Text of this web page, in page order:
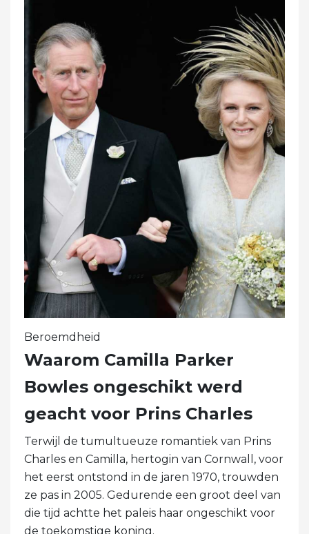
Beroemdheid
Waarom Camilla Parker
Bowles ongeschikt werd
geacht voor Prins Charles
Terwijl de tumultueuze romantiek van Prins
Charles en Camilla, hertogin van Cornwall, voor
het eerst ontstond in de jaren 1970, trouwden
ze pas in 2005. Gedurende een groot deel van
die tijd achtte het paleis haar ongeschikt voor
de toekomstige koning.